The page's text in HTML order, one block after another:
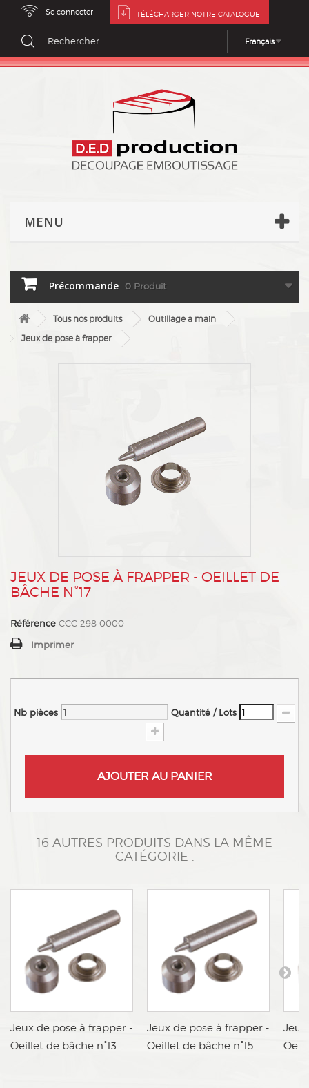
Se connecter TÉLÉCHARGER NOTRE CATALOGUE
Français
MENU
Précommande 0 Produit
Tous nos produits
Outillage a main
Jeux de pose à frapper
FJEUX DE POSE À FRAPPER - OEILLET DE
BÂCHE N°17
Référence CCC 298 0000
Imprimer
Nb pièces Quantité / Lots
AJOUTER AU PANIER
16 AUTRES PRODUITS DANS LA MÊME
CATÉGORIE :
cJeux de pose à frapper -
Oeillet de bâche n°13
dJeux de pose à frapper -
Oeillet de bâche n°15